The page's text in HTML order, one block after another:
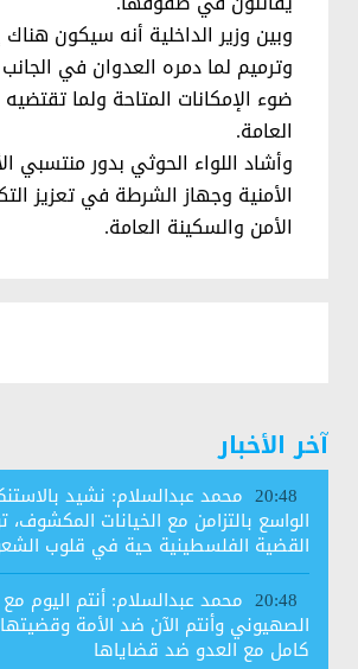
وبين وزير الداخلية أنه سيكون
وترميم لما دمره العدوان في
ضوء الإمكانات المتاحة ولما
العامة.
وأشاد اللواء الحوثي بدور منتسبي
الأمنية وجهاز الشرطة في تعزيز
الأمن والسكينة العامة.
آخر الأخبار
20:48 محمد عبدالسلام: نشيد
الواسع بالتزامن مع الخيانات المكشوف،
القضية الفلسطينية حية في قلوب
20:48 محمد عبدالسلام: أنتم اليوم مع
الصهيوني وأنتم الآن ضد الأمة
كامل مع العدو ضد قضاياها